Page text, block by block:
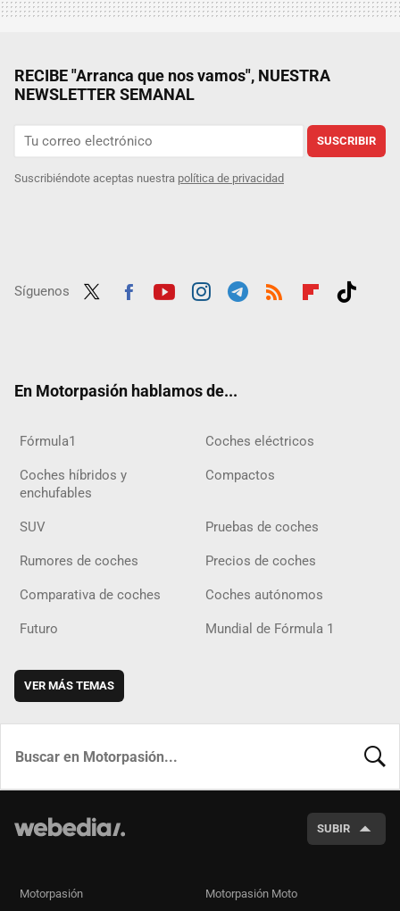
RECIBE "Arranca que nos vamos", NUESTRA
NEWSLETTER SEMANAL
SUSCRIBIR
Suscribiéndote aceptas nuestra política de privacidad
Síguenos
En Motorpasión hablamos de...
Fórmula1 Coches eléctricos
Coches híbridos y
enchufables
Compactos
SUV Pruebas de coches
Rumores de coches Precios de coches
Comparativa de coches Coches autónomos
Futuro Mundial de Fórmula 1
VER MÁS TEMAS
SUBIR
Motorpasión Motorpasión Moto